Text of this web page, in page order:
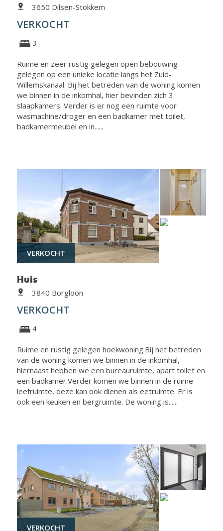
3650 Dilsen-Stokkem
VERKOCHT
3
Ruime en zeer rustig gelegen open bebouwing
gelegen op een unieke locatie langs het Zuid-
Willemskanaal. Bij het betreden van de woning komen
we binnen in de inkomhal, hier bevinden zich 3
slaapkamers. Verder is er nog een ruimte voor
wasmachine/droger en een badkamer met toilet,
badkamermeubel en in......
VERKOCHT
Huis
3840 Borgloon
VERKOCHT
4
Ruime en rustig gelegen hoekwoning.Bij het betreden
van de woning komen we binnen in de inkomhal,
hiernaast hebben we een bureauruimte, apart toilet en
een badkamer.Verder komen we binnen in de ruime
leefruimte, deze kan ook dienen als eetruimte. Er is
ook een keuken en bergruimte. De woning is......
VERKOCHT